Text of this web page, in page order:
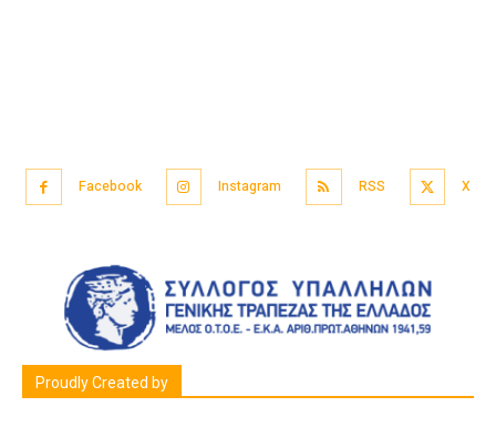
Facebook Instagram RSS X
Proudly Created by